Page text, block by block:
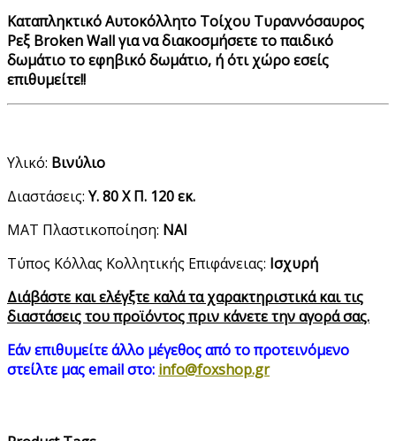
Καταπληκτικό Αυτοκόλλητο Τοίχου Τυραννόσαυρος
Ρεξ Broken Wall για να διακοσμήσετε το παιδικό
δωμάτιο το εφηβικό δωμάτιο, ή ότι χώρο εσείς
επιθυμείτε!!
Υλικό: Βινύλιο
Διαστάσεις: Υ. 80 Χ Π. 120 εκ.
ΜΑΤ Πλαστικοποίηση: ΝΑΙ
Τύπος Κόλλας Κολλητικής Επιφάνειας: Ισχυρή
Διάβάστε και ελέγξτε καλά τα χαρακτηριστικά και τις
διαστάσεις του προϊόντος πριν κάνετε την αγορά σας.
Εάν επιθυμείτε άλλο μέγεθος από τo προτεινόμενo
στείλτε μας email στο: info@foxshop.gr